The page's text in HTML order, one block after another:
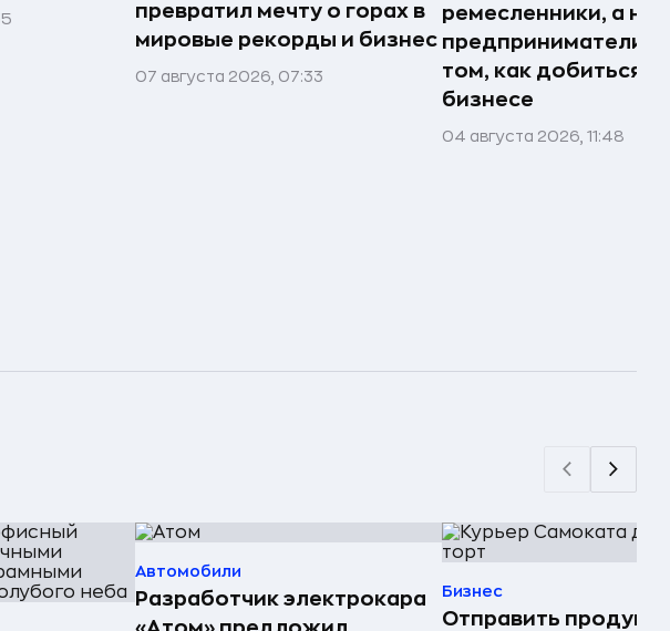
превратил мечту о горах в
мировые рекорды и бизнес
07 августа 2026, 07:33
ремесленники, а не
предприниматели»:
том, как добиться
бизнесе
04 августа 2026, 11:48
Автомобили
Разработчик электрокара
Бизнес
Отправить